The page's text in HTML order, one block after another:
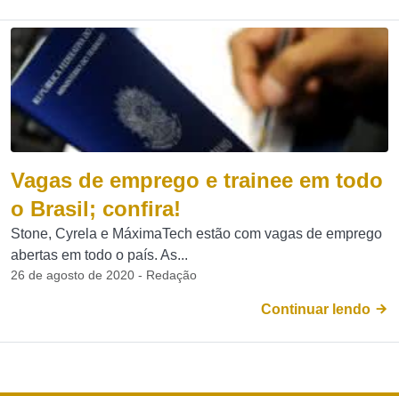
Vagas de emprego e trainee em todo
o Brasil; confira!
Stone, Cyrela e MáximaTech estão com vagas de emprego
abertas em todo o país. As...
26 de agosto de 2020 - Redação
Continuar lendo